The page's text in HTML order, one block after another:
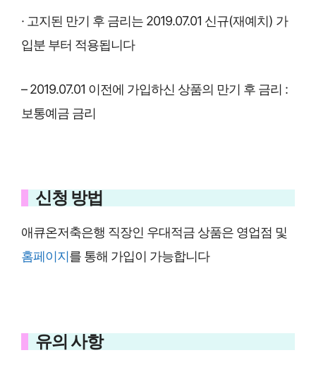
· 고지된 만기 후 금리는 2019.07.01 신규(재예치) 가
입분 부터 적용됩니다
– 2019.07.01 이전에 가입하신 상품의 만기 후 금리 :
보통예금 금리
신청 방법
애큐온저축은행 직장인 우대적금 상품은 영업점 및
홈페이지를 통해 가입이 가능합니다
유의 사항